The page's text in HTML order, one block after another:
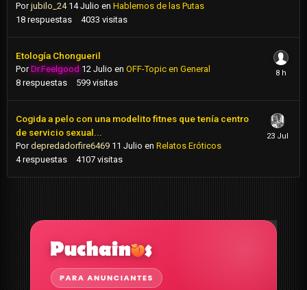
Porjubilo_24 14 Julio en Hablemos de las Putas
18 respuestas 4033 visitas
Etología Chongueril
PorDr.Feelgood 12 Julio en OFF-Topic en General
8 respuestas 599 visitas
Cogida a pelo con una modelito fitnes que tenía centro
de servicio sexual...
Pordepredadorfire6469 11 Julio en Relatos Eróticos
4 respuestas 4107 visitas